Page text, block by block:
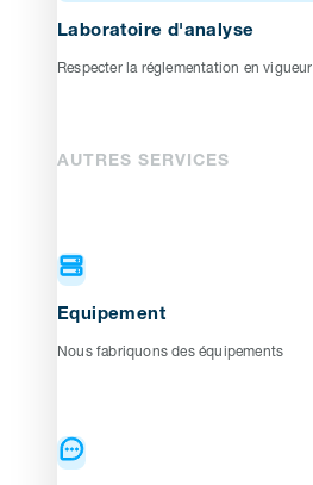
Laboratoire d'analyse
Respecter la réglementation en vigueur
AUTRES SERVICES
Equipement
Nous fabriquons des équipements